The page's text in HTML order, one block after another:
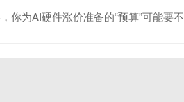
你为AI硬件涨价准备的“预算”可能要